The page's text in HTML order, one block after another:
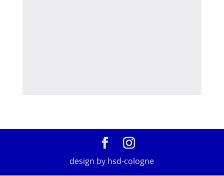
design by hsd-cologne